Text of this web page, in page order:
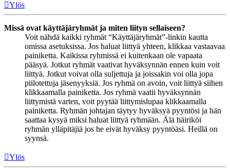
Ylös
Missä ovat käyttäjäryhmät ja miten liityn sellaiseen?
Voit nähdä kaikki ryhmät “Käyttäjäryhmät”-linkin kautta
omissa asetuksissa. Jos haluat liittyä yhteen, klikkaa vastaavaa
painiketta. Kaikissa ryhmissä ei kuitenkaan ole vapaata
pääsyä. Jotkut ryhmät vaativat hyväksynnän ennen kuin voit
liittyä. Jotkut voivat olla suljettuja ja joissakin voi olla jopa
piilotettuja jäsenyyksiä. Jos ryhmä on avoin, voit liittyä siihen
klikkaamalla painiketta. Jos ryhmä vaatii hyväksynnän
liittymistä varten, voit pyytää liittymislupaa klikkaamalla
painiketta. Ryhmän johtajan täytyy hyväksyä pyyntösi ja hän
saattaa kysyä miksi haluat liittyä ryhmään. Älä häiriköi
ryhmän ylläpitäjiä jos he eivät hyväksy pyyntöäsi. Heillä on
syynsä.
Ylös